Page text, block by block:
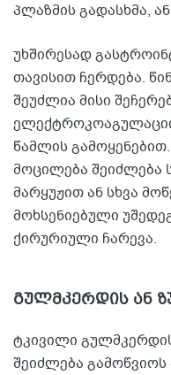
პლაზმის გადასხმა,
უხშირესად
თავისით ჩერდება.
შეუძლია მისი
წამლის
მოცილება შეიძლება
მარყუჟით ან სხვა
მოხსენიებული
ქირურიული ჩარევა.
გულმკერდის ან
ტკივილი
შეიძლება